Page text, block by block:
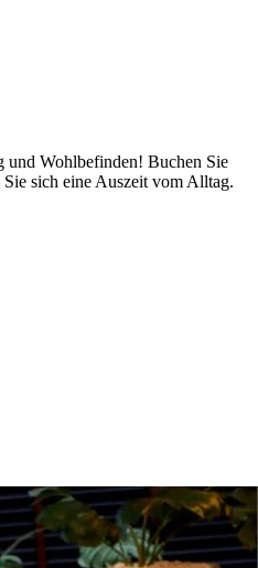
und Wohlbefinden! Buchen Sie
sich eine Auszeit vom Alltag.